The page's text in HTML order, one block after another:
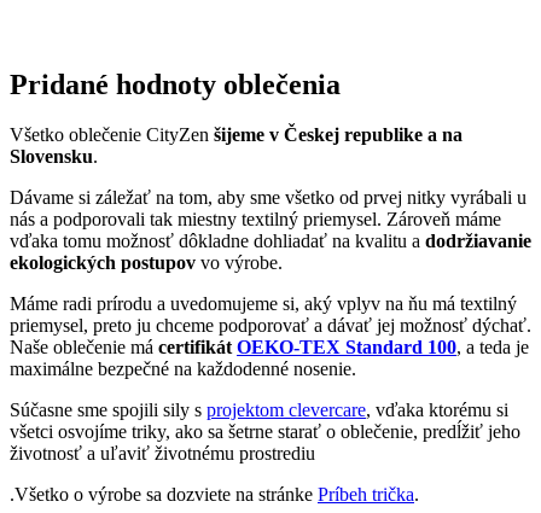
Pridané hodnoty oblečenia
Všetko oblečenie CityZen šijeme v Českej republike a na
Slovensku.
Dávame si záležať na tom, aby sme všetko od prvej nitky vyrábali u
nás a podporovali tak miestny textilný priemysel. Zároveň máme
vďaka tomu možnosť dôkladne dohliadať na kvalitu a dodržiavanie
ekologických postupov vo výrobe.
Máme radi prírodu a uvedomujeme si, aký vplyv na ňu má textilný
priemysel, preto ju chceme podporovať a dávať jej možnosť dýchať.
Naše oblečenie má certifikátOEKO-TEX Standard 100, a teda je
maximálne bezpečné na každodenné nosenie.
Súčasne sme spojili sily s projektom clevercare, vďaka ktorému si
všetci osvojíme triky, ako sa šetrne starať o oblečenie, predĺžiť jeho
životnosť a uľaviť životnému prostrediu
.Všetko o výrobe sa dozviete na stránke Príbeh trička.